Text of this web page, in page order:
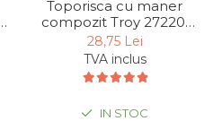
Toporisca cu maner
compozit Troy 27220,
600 gr
28,75 Lei
TVA inclus
IN STOC